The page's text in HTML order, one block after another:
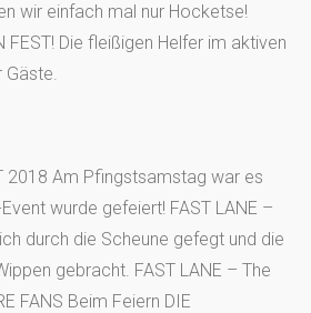
wir einfach mal nur Hocketse!
FEST! Die fleißigen Helfer im aktiven
Gäste.
2018 Am Pfingstsamstag war es
wurde gefeiert! FAST LANE –
durch die Scheune gefegt und die
gebracht. FAST LANE – The
FANS Beim Feiern DIE